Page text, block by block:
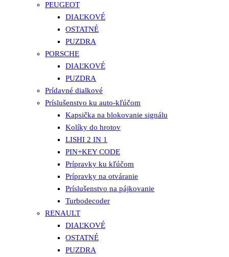
PEUGEOT
DIAĽKOVÉ
OSTATNÉ
PUZDRA
PORSCHE
DIAĽKOVÉ
PUZDRA
Prídavné dialkové
Príslušenstvo ku auto-kľúčom
Kapsička na blokovanie signálu
Kolíky do hrotov
LISHI 2 IN 1
PIN+KEY CODE
Prípravky ku kľúčom
Prípravky na otváranie
Príslušenstvo na pájkovanie
Turbodecoder
RENAULT
DIAĽKOVÉ
OSTATNÉ
PUZDRA